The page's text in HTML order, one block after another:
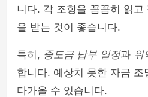
니다. 각 조항을 꼼꼼히 읽고
을 받는 것이 좋습니다.
특히, 중도금 납부 일정과 위
합니다. 예상치 못한 자금 조
다가올 수 있습니다.